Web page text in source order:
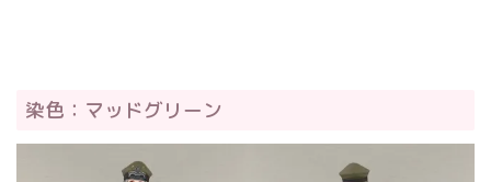
染色：マッドグリーン